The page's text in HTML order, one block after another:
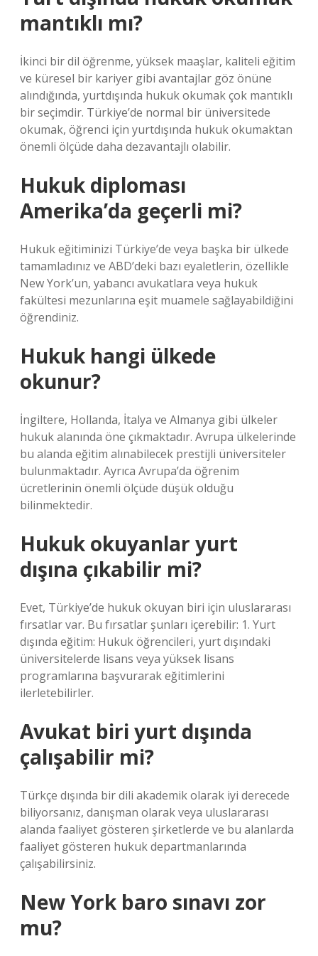
mantıklı mı?
İkinci bir dil öğrenme, yüksek maaşlar, kaliteli eğitim
ve küresel bir kariyer gibi avantajlar göz önüne
alındığında, yurtdışında hukuk okumak çok mantıklı
bir seçimdir. Türkiye’de normal bir üniversitede
okumak, öğrenci için yurtdışında hukuk okumaktan
önemli ölçüde daha dezavantajlı olabilir.
Hukuk diploması
Amerika’da geçerli mi?
Hukuk eğitiminizi Türkiye’de veya başka bir ülkede
tamamladınız ve ABD’deki bazı eyaletlerin, özellikle
New York’un, yabancı avukatlara veya hukuk
fakültesi mezunlarına eşit muamele sağlayabildiğini
öğrendiniz.
Hukuk hangi ülkede
okunur?
İngiltere, Hollanda, İtalya ve Almanya gibi ülkeler
hukuk alanında öne çıkmaktadır. Avrupa ülkelerinde
bu alanda eğitim alınabilecek prestijli üniversiteler
bulunmaktadır. Ayrıca Avrupa’da öğrenim
ücretlerinin önemli ölçüde düşük olduğu
bilinmektedir.
Hukuk okuyanlar yurt
dışına çıkabilir mi?
Evet, Türkiye’de hukuk okuyan biri için uluslararası
fırsatlar var. Bu fırsatlar şunları içerebilir: 1. Yurt
dışında eğitim: Hukuk öğrencileri, yurt dışındaki
üniversitelerde lisans veya yüksek lisans
programlarına başvurarak eğitimlerini
ilerletebilirler.
Avukat biri yurt dışında
çalışabilir mi?
Türkçe dışında bir dili akademik olarak iyi derecede
biliyorsanız, danışman olarak veya uluslararası
alanda faaliyet gösteren şirketlerde ve bu alanlarda
faaliyet gösteren hukuk departmanlarında
çalışabilirsiniz.
New York baro sınavı zor
mu?